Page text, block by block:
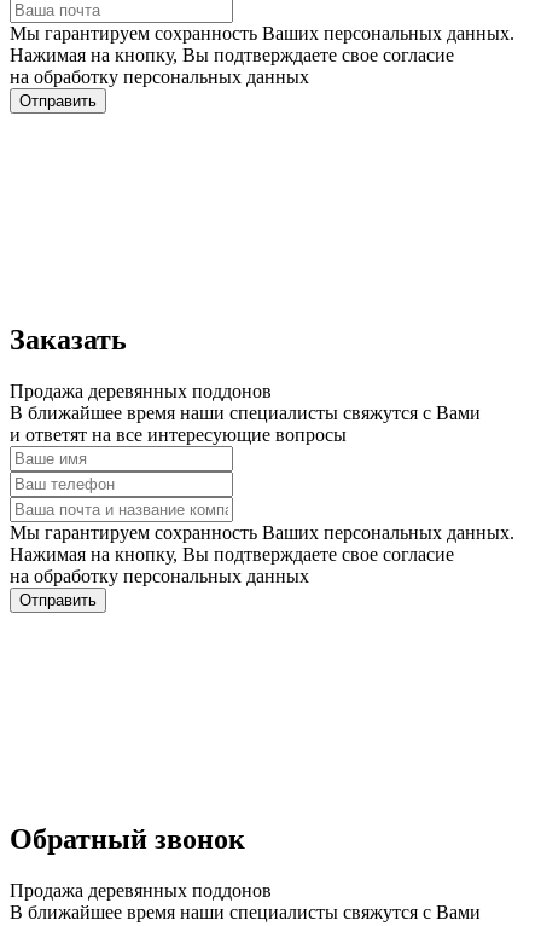
Мы гарантируем сохранность Ваших персональных данных.
Нажимая на кнопку, Вы подтверждаете свое согласие
на обработку персональных данных
Отправить
Заказать
Продажа деревянных поддонов
В ближайшее время наши специалисты свяжутся с Вами
и ответят на все интересующие вопросы
Мы гарантируем сохранность Ваших персональных данных.
Нажимая на кнопку, Вы подтверждаете свое согласие
на обработку персональных данных
Отправить
Обратный звонок
Продажа деревянных поддонов
В ближайшее время наши специалисты свяжутся с Вами